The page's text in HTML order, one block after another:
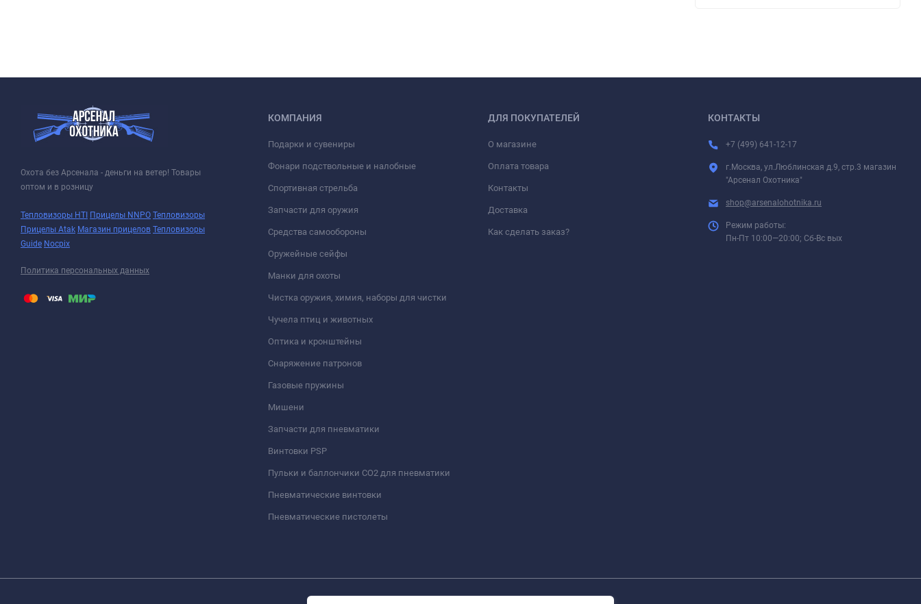
Охота без Арсенала - деньги на ветер! Товары
оптом и в розницу
Тепловизоры HTI Прицелы NNPO Тепловизоры
Прицелы Atak Магазин прицелов Тепловизоры
Guide Nocpix
Политика персональных данных
КОМПАНИЯ
Подарки и сувениры
Фонари подствольные и налобные
Спортивная стрельба
Запчасти для оружия
Средства самообороны
Оружейные сейфы
Манки для охоты
Чистка оружия, химия, наборы для чистки
Чучела птиц и животных
Оптика и кронштейны
Снаряжение патронов
Газовые пружины
Мишени
Запчасти для пневматики
Винтовки PSP
Пульки и баллончики СО2 для пневматики
Пневматические винтовки
Пневматические пистолеты
ДЛЯ ПОКУПАТЕЛЕЙ
О магазине
Оплата товара
Контакты
Доставка
Как сделать заказ?
КОНТАКТЫ
+7 (499) 641-12-17
г.Москва, ул.Люблинская д.9, стр.3 магазин
"Арсенал Охотника"
shop@arsenalohotnika.ru
Режим работы:
Пн-Пт 10:00—20:00; Сб-Вс вых